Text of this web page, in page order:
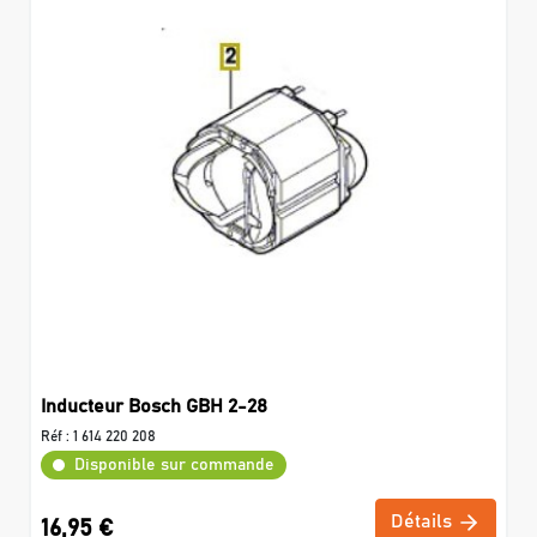
Inducteur Bosch GBH 2-28
Réf : 1 614 220 208
Disponible sur commande
16,95 € Détails